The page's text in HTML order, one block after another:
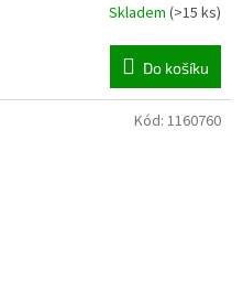
Skladem (>15 ks)
Do košíku
Kód: 1160760